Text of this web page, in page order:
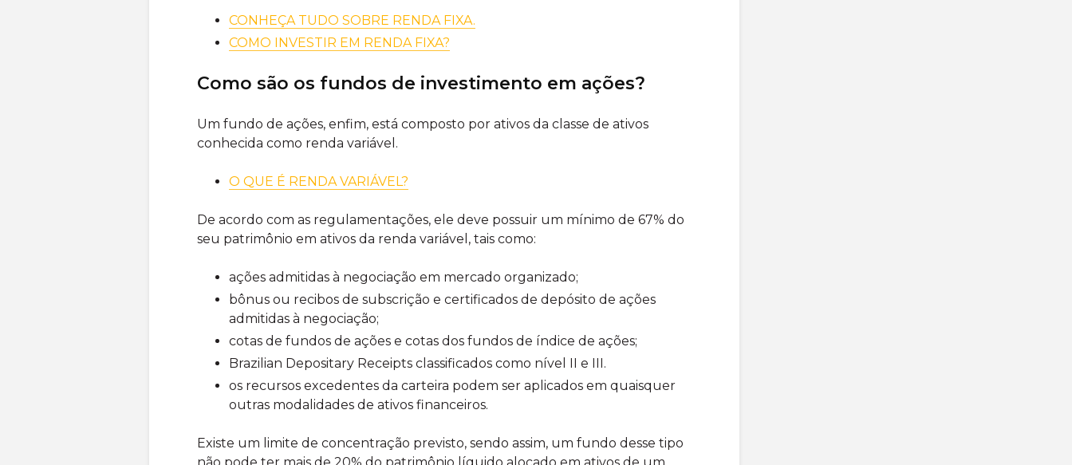
CONHEÇA TUDO SOBRE RENDA FIXA.
COMO INVESTIR EM RENDA FIXA?
Como são os fundos de investimento em ações?
Um fundo de ações, enfim, está composto por ativos da classe de ativos
conhecida como renda variável.
O QUE É RENDA VARIÁVEL?
De acordo com as regulamentações, ele deve possuir um mínimo de 67% do
seu patrimônio em ativos da renda variável, tais como:
ações admitidas à negociação em mercado organizado;
bônus ou recibos de subscrição e certificados de depósito de ações
admitidas à negociação;
cotas de fundos de ações e cotas dos fundos de índice de ações;
Brazilian Depositary Receipts classificados como nível II e III.
os recursos excedentes da carteira podem ser aplicados em quaisquer
outras modalidades de ativos financeiros.
Existe um limite de concentração previsto, sendo assim, um fundo desse tipo